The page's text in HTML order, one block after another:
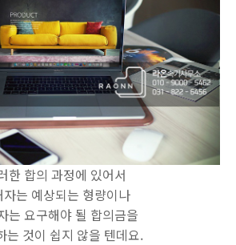
한 합의 과정에 있어서
자는 예상되는 형량이나
는 요구해야 될 합의금을
는 것이 쉽지 않을 텐데요.